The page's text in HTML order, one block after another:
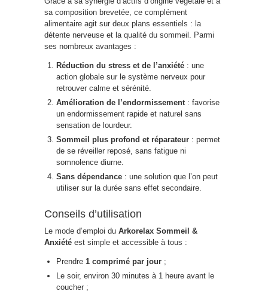
sa composition brevetée, ce complément
alimentaire agit sur deux plans essentiels : la
détente nerveuse et la qualité du sommeil. Parmi
ses nombreux avantages :
Réduction du stress et de l’anxiété : une
action globale sur le système nerveux pour
retrouver calme et sérénité.
Amélioration de l’endormissement : favorise
un endormissement rapide et naturel sans
sensation de lourdeur.
Sommeil plus profond et réparateur : permet
de se réveiller reposé, sans fatigue ni
somnolence diurne.
Sans dépendance : une solution que l’on peut
utiliser sur la durée sans effet secondaire.
Conseils d’utilisation
Le mode d’emploi du Arkorelax Sommeil &
Anxiété est simple et accessible à tous :
Prendre 1 comprimé par jour ;
Le soir, environ 30 minutes à 1 heure avant le
coucher ;